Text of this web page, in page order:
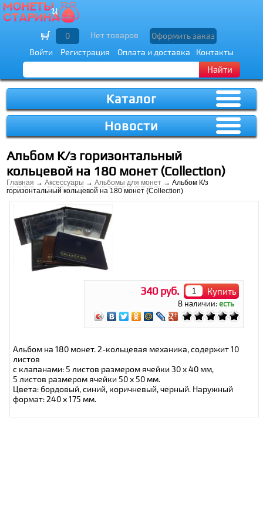
Войти Регистрация Оплата и доставка Контакты
Найти
0 Нет товаров Оформить заказ
Каталог
Новости
Альбом К/з горизонтальный
кольцевой на 180 монет (Collection)
Главная →Аксессуары →Альбомы для монет → Альбом К/з
горизонтальный кольцевой на 180 монет (Collection)
340 руб. Купить
В наличии:есть
Альбом на 180 монет. 2-кольцевая механика, содержит 10
листов
с клапанами: 5 листов размером ячейки 30 х 40 мм,
5 листов размером ячейки 50 х 50 мм.
Цвета: бордовый, синий, коричневый, черный. Наружный
формат: 240 x 175 мм.